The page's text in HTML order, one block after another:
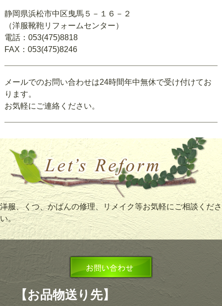
静岡県浜松市中区曳馬５－１６－２
（洋服靴鞄リフォームセンター）
電話：053(475)8818
FAX：053(475)8246
メールでのお問い合わせは24時間年中無休で受け付けてお
ります。
お気軽にご連絡ください。
洋服、くつ、かばんの修理、リメイク等お気軽にご相談くださ
い。
【お品物送り先】